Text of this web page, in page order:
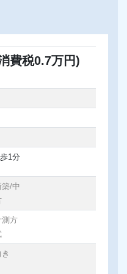
費税0.7万円)
1分
築/中
測方